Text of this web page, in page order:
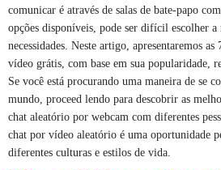
comunicar é através de salas de bate-papo
opções disponíveis, pode ser difícil escolher a
necessidades. Neste artigo, apresentaremos
vídeo grátis, com base em sua popularidade,
Se você está procurando uma maneira de se
mundo, proceed lendo para descobrir as
chat aleatório por webcam com diferentes
chat por vídeo aleatório é uma oportunidade
diferentes culturas e estilos de vida.